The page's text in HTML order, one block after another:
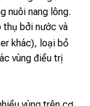
nuôi nang lông.
thụ bởi nước và
khác), loại bỏ
vùng điều trị